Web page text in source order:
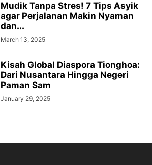
Mudik Tanpa Stres! 7 Tips Asyik
agar Perjalanan Makin Nyaman
dan...
March 13, 2025
Kisah Global Diaspora Tionghoa:
Dari Nusantara Hingga Negeri
Paman Sam
January 29, 2025